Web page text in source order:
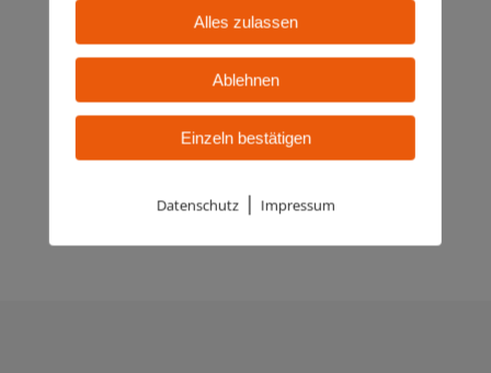
erledigen alles professionell und
termingerecht.
Alles zulassen
Ablehnen
Einzeln bestätigen
Datenschutz| Impressum